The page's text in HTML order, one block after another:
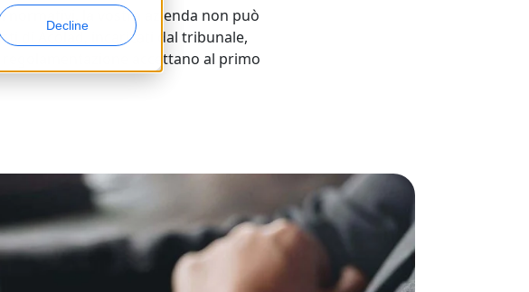
Decline
normativi, la vostra azienda non può
di Acolad, incaricati dal tribunale,
accettano al primo